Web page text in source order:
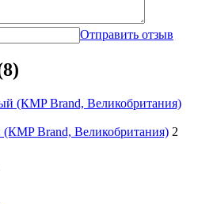
Отправить отзыв
Brand, Великобритания) 2